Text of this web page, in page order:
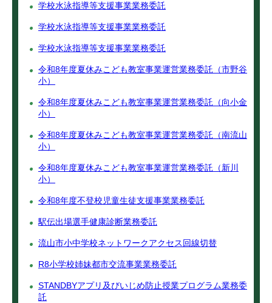
学校水泳指導等支援事業業務委託
学校水泳指導等支援事業業務委託
学校水泳指導等支援事業業務委託
令和8年度夏休みこども教室事業運営業務委託（市野谷
小）
令和8年度夏休みこども教室事業運営業務委託（向小金
小）
令和8年度夏休みこども教室事業運営業務委託（南流山
小）
令和8年度夏休みこども教室事業運営業務委託（新川
小）
令和8年度不登校児童生徒支援事業業務委託
駅伝出場選手健康診断業務委託
流山市小中学校ネットワークアクセス回線切替
R8小学校姉妹都市交流事業業務委託
STANDBYアプリ及びいじめ防止授業プログラム業務委
託